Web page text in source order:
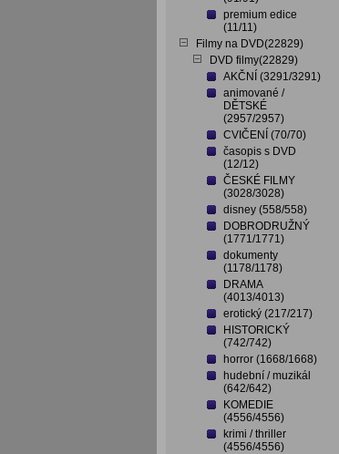
premium edice
(11/11)
Filmy na DVD(22829)
DVD filmy(22829)
AKČNÍ (3291/3291)
animované /
DĚTSKÉ
(2957/2957)
CVIČENÍ (70/70)
časopis s DVD
(12/12)
ČESKÉ FILMY
(3028/3028)
disney (558/558)
DOBRODRUŽNÝ
(1771/1771)
dokumenty
(1178/1178)
DRAMA
(4013/4013)
erotický (217/217)
HISTORICKÝ
(742/742)
horror (1668/1668)
hudební / muzikál
(642/642)
KOMEDIE
(4556/4556)
krimi / thriller
(4556/4556)